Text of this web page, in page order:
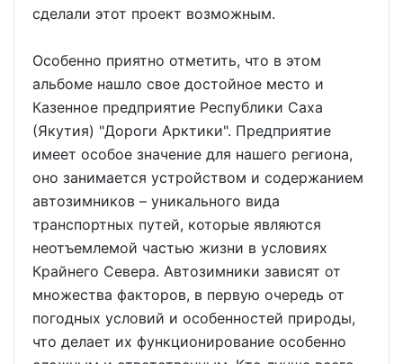
сделали этот проект возможным.
Особенно приятно отметить, что в этом
альбоме нашло свое достойное место и
Казенное предприятие Республики Саха
(Якутия) "Дороги Арктики". Предприятие
имеет особое значение для нашего региона,
оно занимается устройством и содержанием
автозимников – уникального вида
транспортных путей, которые являются
неотъемлемой частью жизни в условиях
Крайнего Севера. Автозимники зависят от
множества факторов, в первую очередь от
погодных условий и особенностей природы,
что делает их функционирование особенно